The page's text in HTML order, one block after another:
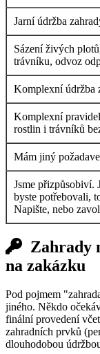
Jarní údržba
Sázení živých
trávníku, odvoz
Komplexní údržba
Komplexní
rostlin i trávníků
Mám jiný
Jsme přizpůsobiví.
byste potřebovali,
Napište, nebo
Zahrady
na zakázku
Pod pojmem
jiného. Někdo
finální provedení
zahradních prvků
dlouhodobou